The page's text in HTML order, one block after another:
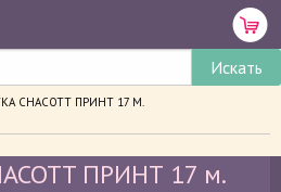
СТРАНИЦА:
CHACOTT ПРИНТ 17 М.
ПРИНТ 17 м.